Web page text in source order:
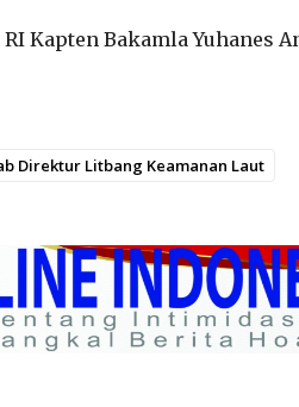
Kapten Bakamla Yuhanes
Direktur Litbang Keamanan Laut